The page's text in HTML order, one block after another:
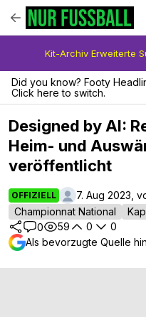
Kit-Archiv Erweiterte
Did you know? Footy
Click here to switch.
Designed by AI:
Heim- und
veröffentlicht
OFFIZIELL 7. Aug 2023,
Championnat National
0
59 0
0
Als bevorzugte Quelle